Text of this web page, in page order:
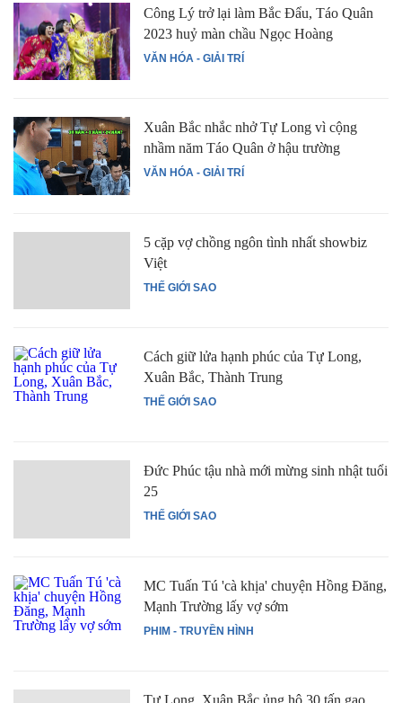
VĂN HÓA - GIẢI TRÍ
Công Lý trở lại làm Bắc Đẩu, Táo Quân
2023 huỷ màn chầu Ngọc Hoàng
VĂN HÓA - GIẢI TRÍ
Xuân Bắc nhắc nhở Tự Long vì cộng
nhầm năm Táo Quân ở hậu trường
THẾ GIỚI SAO
5 cặp vợ chồng ngôn tình nhất showbiz
Việt
THẾ GIỚI SAO
Cách giữ lửa hạnh phúc của Tự Long,
Xuân Bắc, Thành Trung
THẾ GIỚI SAO
Đức Phúc tậu nhà mới mừng sinh nhật tuổi
25
PHIM - TRUYỀN HÌNH
MC Tuấn Tú 'cà khịa' chuyện Hồng Đăng,
Mạnh Trường lấy vợ sớm